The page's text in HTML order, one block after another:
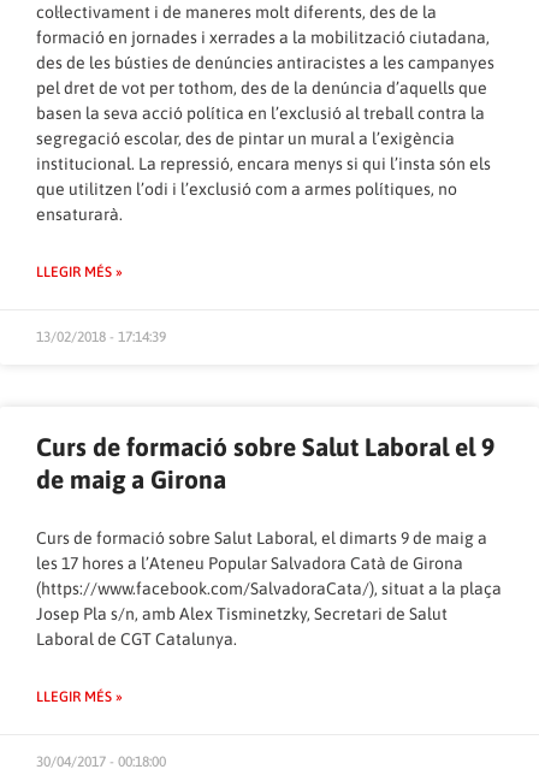
col·lectivament i de maneres molt diferents, des de la
formació en jornades i xerrades a la mobilització ciutadana,
des de les bústies de denúncies antiracistes a les campanyes
pel dret de vot per tothom, des de la denúncia d’aquells que
basen la seva acció política en l’exclusió al treball contra la
segregació escolar, des de pintar un mural a l’exigència
institucional. La repressió, encara menys si qui l’insta són els
que utilitzen l’odi i l’exclusió com a armes polítiques, no
ensaturarà.
LLEGIR MÉS »
13/02/2018 - 17:14:39
Curs de formació sobre Salut Laboral el 9
de maig a Girona
Curs de formació sobre Salut Laboral, el dimarts 9 de maig a
les 17 hores a l’Ateneu Popular Salvadora Catà de Girona
(https://www.facebook.com/SalvadoraCata/), situat a la plaça
Josep Pla s/n, amb Alex Tisminetzky, Secretari de Salut
Laboral de CGT Catalunya.
LLEGIR MÉS »
30/04/2017 - 00:18:00